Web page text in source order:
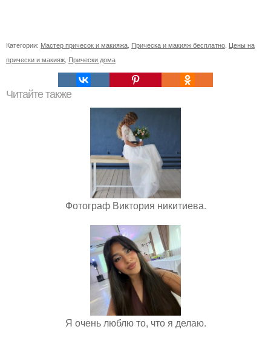
Категории: Мастер причесок и макияжа Прическа и макияж бесплатно Цены на
прически и макияж Прически дома
Читайте также
Фотограф Виктория никитиева.
Я очень люблю то, что я делаю.